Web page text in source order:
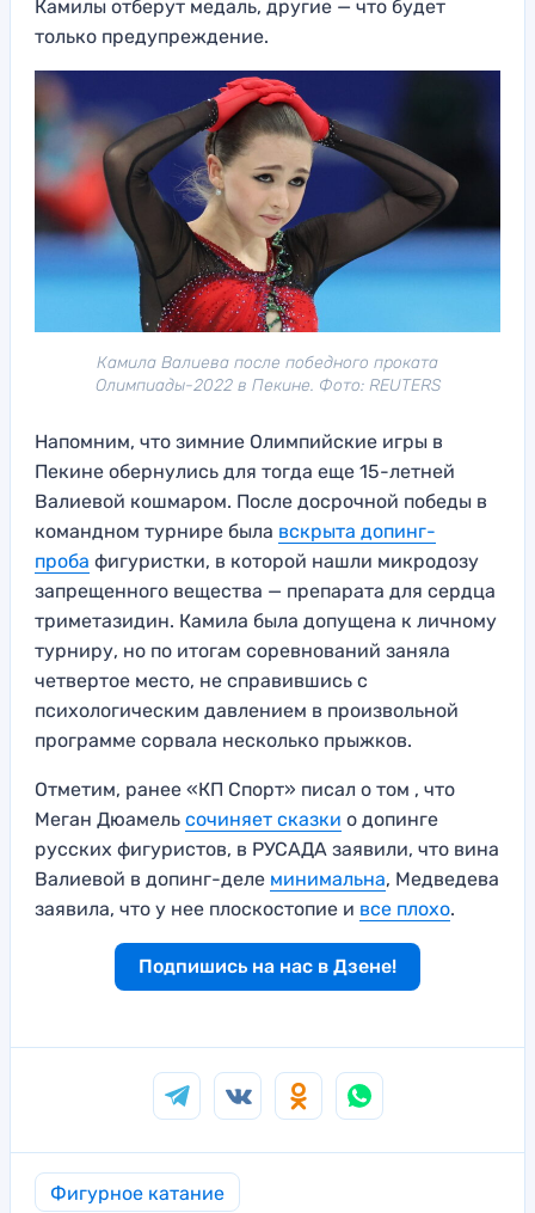
Камилы отберут медаль, другие — что будет
только предупреждение.
Камила Валиева после победного проката
Олимпиады-2022 в Пекине. Фото: REUTERS
Напомним, что зимние Олимпийские игры в
Пекине обернулись для тогда еще 15-летней
Валиевой кошмаром. После досрочной победы в
командном турнире была вскрыта допинг-
проба фигуристки, в которой нашли микродозу
запрещенного вещества — препарата для сердца
триметазидин. Камила была допущена к личному
турниру, но по итогам соревнований заняла
четвертое место, не справившись с
психологическим давлением в произвольной
программе сорвала несколько прыжков.
Отметим, ранее «КП Спорт» писал о том , что
Меган Дюамель сочиняет сказки о допинге
русских фигуристов, в РУСАДА заявили, что вина
Валиевой в допинг-деле минимальна, Медведева
заявила, что у нее плоскостопие и все плохо.
Подпишись на нас в Дзене!
Фигурное катание